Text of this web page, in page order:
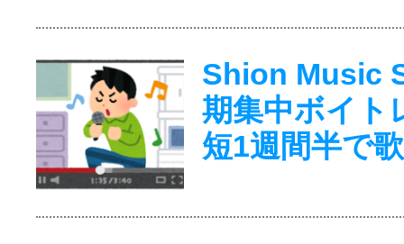
Shion Music
期集中ボイト
短1週間半で